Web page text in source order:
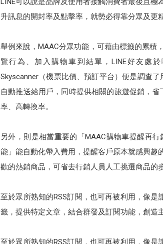
升訊息的開封率及點擊率，就勢必得靠分眾及更
舉例來說，MAAC分眾功能，可藉由標籤的累積
覽行為、加入購物車到結單，LINE好友處
Skyscanner（機票比價、預訂平台）便是調查
自動推送給用戶，同時提供相關的旅遊促銷，
率、高轉換率。
另外，則是相當重要的「MAAC購物車提醒再
能」能自動化帶入費用，提醒客戶原本就感興
歡的熱銷商品，可省去行銷人員人工挑選商品的
至於眾所熟知的RSS訂閱，也可再被利用，像
籤，提供特定文章，結合群發及訂閱功能，創造